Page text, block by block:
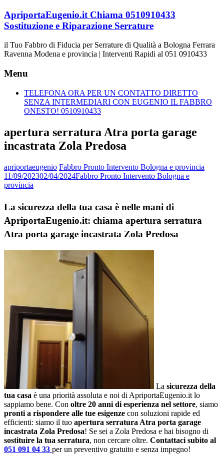
Vai
al
contenuto
ApriportaEugenio.it Chiama 0510910433
Sostituzione e Riparazione Serrature
il Tuo Fabbro di Fiducia per Serrature di Qualità a Bologna Ferrara
Ravenna Modena e provincia | Interventi Rapidi al 051 0910433
Menu
TELEFONA ORA PER UN CONTATTO DIRETTO
SENZA INTERMEDIARI CON EUGENIO IL FABBRO
ONESTO! 0510910433
apertura serratura Atra porta garage
incastrata Zola Predosa
apriportaeugenio Fabbro Pronto Intervento Bologna e provincia
11/09/202302/04/2024Fabbro Pronto Intervento Bologna e
provincia
La sicurezza della tua casa è nelle mani di
ApriportaEugenio.it: chiama apertura serratura
Atra porta garage incastrata Zola Predosa
La sicurezza della
tua casa è una priorità assoluta e noi di ApriportaEugenio.it lo
sappiamo bene. Con oltre 20 anni di esperienza nel settore, siamo
pronti a rispondere alle tue esigenze con soluzioni rapide ed
efficienti: siamo il tuo apertura serratura Atra porta garage
incastrata Zola Predosa! Se sei a Zola Predosa e hai bisogno di
sostituire la tua serratura, non cercare oltre. Contattaci subito al
051 091 04 33 per un preventivo gratuito e senza impegno!